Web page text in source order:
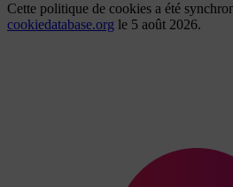
Cette politique de cookies a été
cookiedatabase.org le 5 août 2026.